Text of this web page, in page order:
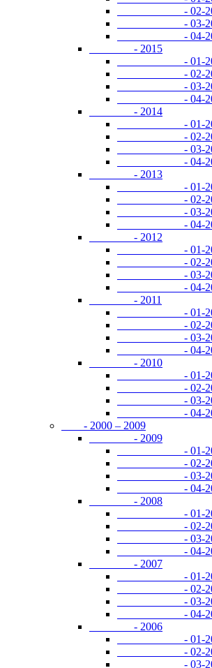
- 02-
- 03-
- 04-
- 2015
- 01-
- 02-
- 03-
- 04-
- 2014
- 01-
- 02-
- 03-
- 04-
- 2013
- 01-
- 02-
- 03-
- 04-
- 2012
- 01-
- 02-
- 03-
- 04-
- 2011
- 01-
- 02-
- 03-
- 04-
- 2010
- 01-
- 02-
- 03-
- 04-
- 2000 – 2009
- 2009
- 01-
- 02-
- 03-
- 04-
- 2008
- 01-
- 02-
- 03-
- 04-
- 2007
- 01-
- 02-
- 03-
- 04-
- 2006
- 01-
- 02-
- 03-